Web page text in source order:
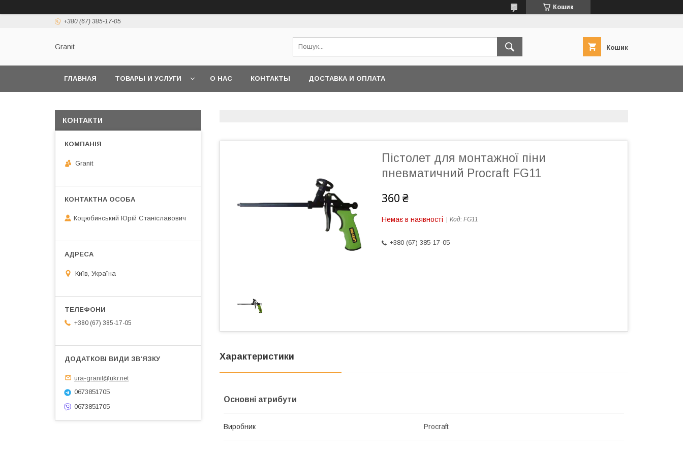
Кошик
+380 (67) 385-17-05
Granit Кошик
ГЛАВНАЯ ТОВАРЫ И УСЛУГИ О НАС КОНТАКТЫ ДОСТАВКА И ОПЛАТА
Пістолет для монтажної піни
пневматичний Procraft FG11
360 ₴
Немає в наявності Код: FG11
+380 (67) 385-17-05
Характеристики
Основні атрибути
Виробник Procraft
КОНТАКТИ
Granit
Коцюбинський Юрій Станіславович
Київ, Україна
+380 (67) 385-17-05
ura-granit@ukr.net
0673851705
0673851705